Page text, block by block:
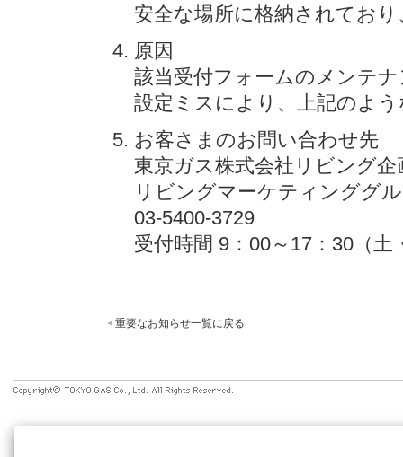
安全な場所に格納されてお
原因
該当受付フォームのメンテ
設定ミスにより、上記のよ
お客さまのお問い合わせ先
東京ガス株式会社リビング企
リビングマーケティンググ
03-5400-3729
受付時間 9：00～17：30（土
重要なお知らせ一覧に戻る